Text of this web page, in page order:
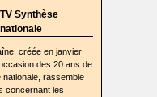
TV Synthèse
nationale
créée en janvier
des 20 ans de
nationale, rassemble
concernant les